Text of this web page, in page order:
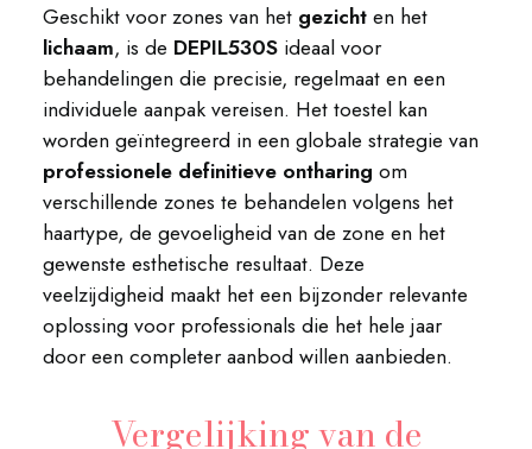
Geschikt voor zones van het gezichten het
lichaam, is de DEPIL530S ideaal voor
behandelingen die precisie, regelmaat en een
individuele aanpak vereisen. Het toestel kan
worden geïntegreerd in een globale strategie van
professionele definitieve ontharing om
verschillende zones te behandelen volgens het
haartype, de gevoeligheid van de zone en het
gewenste esthetische resultaat. Deze
veelzijdigheid maakt het een bijzonder relevante
oplossing voor professionals die het hele jaar
door een completer aanbod willen aanbieden.
Vergelijking van de